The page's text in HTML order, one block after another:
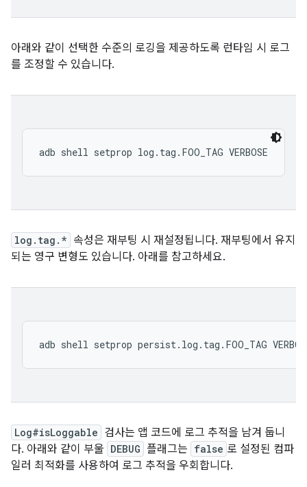
아래와 같이 선택한 수준의 로깅을 제공하도록 런타임 시 로그
를 조정할 수 있습니다.
log.tag.* 속성은 재부팅 시 재설정됩니다. 재부팅에서 유지
되는 영구 변형도 있습니다. 아래를 참고하세요.
Log#isLoggable 검사는 앱 코드에 로그 추적을 남겨 둡니
다. 아래와 같이 부울 DEBUG 플래그는 false 로 설정된 컴파
일러 최적화를 사용하여 로그 추적을 우회합니다.